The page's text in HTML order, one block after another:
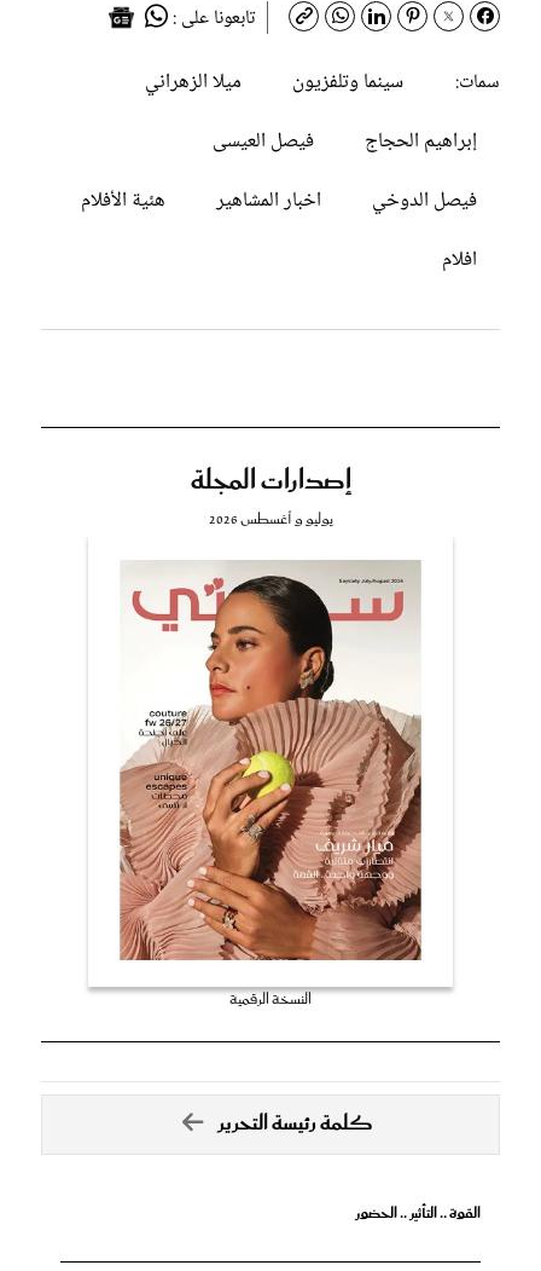
تابعونا على :
سمات:
سينما وتلفزيون
ميلا الزهراني
إبراهيم الحجاج
فيصل العيسى
فيصل الدوخي
اخبار المشاهير
هئية الأفلام
افلام
إصدارات المجلة
يوليو و أغسطس 2026
النسخة الرقمية
كلمة رئيسة التحرير
القوة .. التأثير .. الحضور